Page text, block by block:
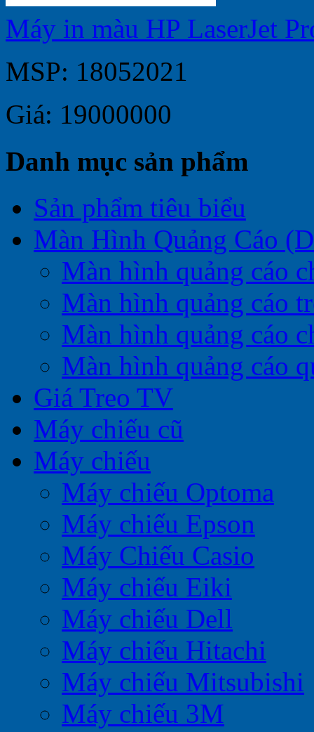
Máy in màu HP LaserJet
MSP: 18052021
Giá: 19000000
Danh mục sản phẩm
Sản phẩm tiêu biểu
Màn Hình Quảng Cáo
Màn hình quảng cáo
Màn hình quảng cáo
Màn hình quảng cáo
Màn hình quảng cáo
Giá Treo TV
Máy chiếu cũ
Máy chiếu
Máy chiếu Optoma
Máy chiếu Epson
Máy Chiếu Casio
Máy chiếu Eiki
Máy chiếu Dell
Máy chiếu Hitachi
Máy chiếu Mitsubishi
Máy chiếu 3M